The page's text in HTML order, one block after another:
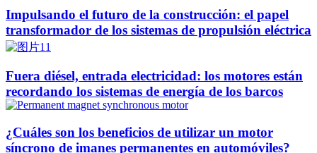
Impulsando el futuro de la construcción: el papel
transformador de los sistemas de propulsión eléctrica
Fuera diésel, entrada electricidad: los motores están
recordando los sistemas de energía de los barcos
¿Cuáles son los beneficios de utilizar un motor
síncrono de imanes permanentes en automóviles?